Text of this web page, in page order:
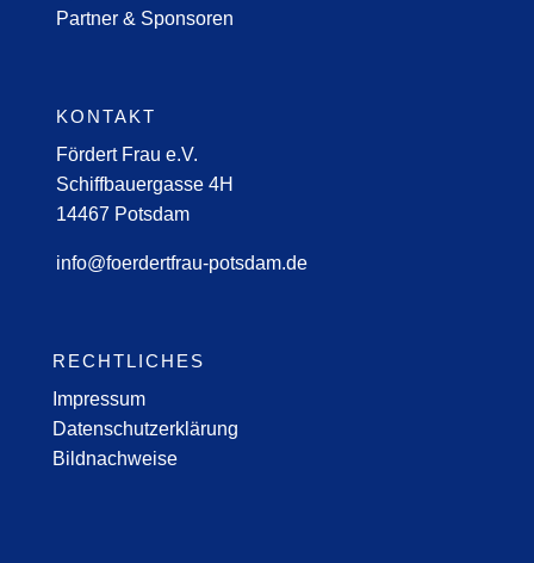
Partner & Sponsoren
KONTAKT
Fördert Frau e.V.
Schiffbauergasse 4H
14467 Potsdam
info@foerdertfrau-potsdam.de
RECHTLICHES
Impressum
Datenschutzerklärung
Bildnachweise